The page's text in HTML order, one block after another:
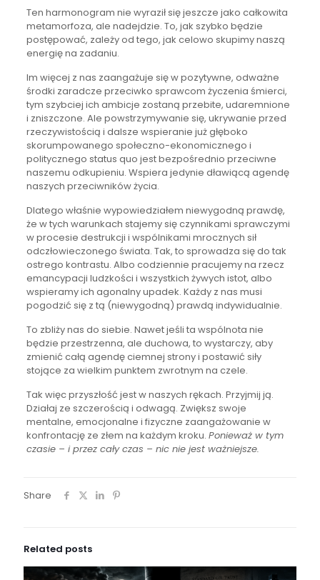
Ten harmonogram nie wyraził się jeszcze jako całkowita
metamorfoza, ale nadejdzie. To, jak szybko będzie
postępować, zależy od tego, jak celowo skupimy naszą
energię na zadaniu.
Im więcej z nas zaangażuje się w pozytywne, odważne
środki zaradcze przeciwko sprawcom życzenia śmierci,
tym szybciej ich ambicje zostaną przebite, udaremnione
i zniszczone. Ale powstrzymywanie się, ukrywanie przed
rzeczywistością i dalsze wspieranie już głęboko
skorumpowanego społeczno-ekonomicznego i
politycznego status quo jest bezpośrednio przeciwne
naszemu odkupieniu. Wspiera jedynie dławiącą agendę
naszych przeciwników życia.
Dlatego właśnie wypowiedziałem niewygodną prawdę,
że w tych warunkach stajemy się czynnikami sprawczymi
w procesie destrukcji i wspólnikami mrocznych sił
odczłowieczonego świata. Tak, to sprowadza się do tak
ostrego kontrastu. Albo codziennie pracujemy na rzecz
emancypacji ludzkości i wszystkich żywych istot, albo
wspieramy ich agonalny upadek. Każdy z nas musi
pogodzić się z tą (niewygodną) prawdą indywidualnie.
To zbliży nas do siebie. Nawet jeśli ta wspólnota nie
będzie przestrzenna, ale duchowa, to wystarczy, aby
zmienić całą agendę ciemnej strony i postawić siły
stojące za wielkim punktem zwrotnym na czele.
Tak więc przyszłość jest w naszych rękach. Przyjmij ją.
Działaj ze szczerością i odwagą. Zwiększ swoje
mentalne, emocjonalne i fizyczne zaangażowanie w
konfrontację ze złem na każdym kroku. Ponieważ w tym
czasie – i przez cały czas – nic nie jest ważniejsze.
Share
Related posts